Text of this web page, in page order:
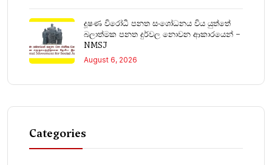
දූෂණ විරෝධී පනත සංශෝධනය විය යුත්තේ
බලාත්මක පනත දුර්වල නොවන ආකාරයෙන් –
NMSJ
August 6, 2026
Categories